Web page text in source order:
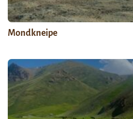
Mondkneipe